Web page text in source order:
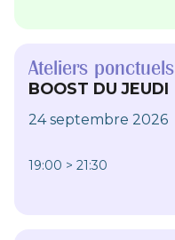
Ateliers ponctuels
BOOST DU JEUDI
24 septembre 2026
19:00 > 21:30